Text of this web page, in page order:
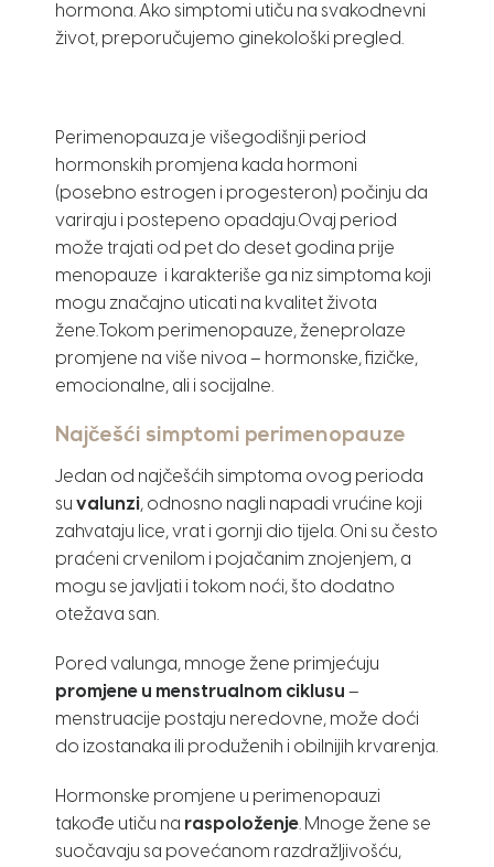
hormona. Ako simptomi utiču na svakodnevni
život, preporučujemo ginekološki pregled.
Perimenopauza je višegodišnji period
hormonskih promjena kada hormoni
(posebno estrogen i progesteron) počinju da
variraju i postepeno opadaju.Ovaj period
može trajati od pet do deset godina prije
menopauze i karakteriše ga niz simptoma koji
mogu značajno uticati na kvalitet života
žene.Tokom perimenopauze, ženeprolaze
promjene na više nivoa – hormonske, fizičke,
emocionalne, ali i socijalne.
Najčešći simptomi perimenopauze
Jedan od najčešćih simptoma ovog perioda
su valunzi, odnosno nagli napadi vrućine koji
zahvataju lice, vrat i gornji dio tijela. Oni su često
praćeni crvenilom i pojačanim znojenjem, a
mogu se javljati i tokom noći, što dodatno
otežava san.
Pored valunga, mnoge žene primjećuju
promjene u menstrualnom ciklusu –
menstruacije postaju neredovne, može doći
do izostanaka ili produženih i obilnijih krvarenja.
Hormonske promjene u perimenopauzi
takođe utiču na raspoloženje. Mnoge žene se
suočavaju sa povećanom razdražljivošću,